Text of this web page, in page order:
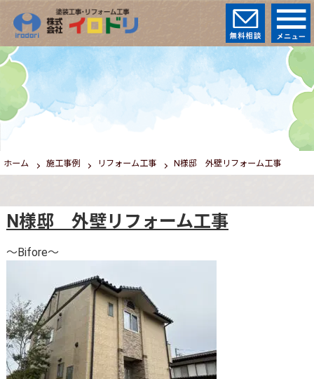
ホーム 施工事例 リフォーム工事 N様邸 外壁リフォーム工事
N様邸 外壁リフォーム工事
～Bifore～